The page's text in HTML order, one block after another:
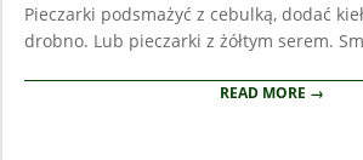
27
Pieczarki podsmażyć z cebulką, dodać
drobno. Lub pieczarki z żółtym serem.
READ MORE →